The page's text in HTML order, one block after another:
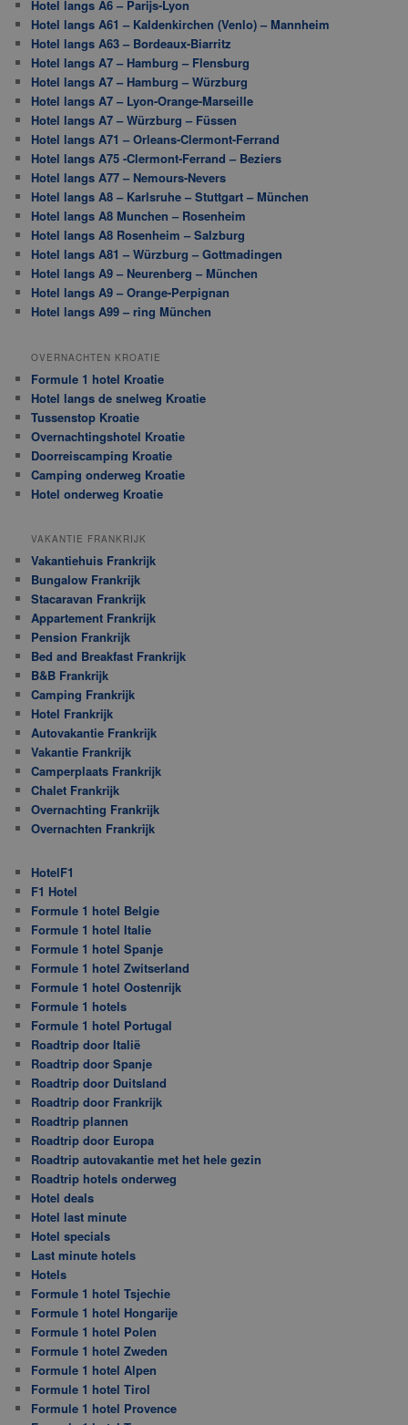
Hotel langs A6 – Parijs-Lyon
Hotel langs A61 – Kaldenkirchen (Venlo) – Mannheim
Hotel langs A63 – Bordeaux-Biarritz
Hotel langs A7 – Hamburg – Flensburg
Hotel langs A7 – Hamburg – Würzburg
Hotel langs A7 – Lyon-Orange-Marseille
Hotel langs A7 – Würzburg – Füssen
Hotel langs A71 – Orleans-Clermont-Ferrand
Hotel langs A75 -Clermont-Ferrand – Beziers
Hotel langs A77 – Nemours-Nevers
Hotel langs A8 – Karlsruhe – Stuttgart – München
Hotel langs A8 Munchen – Rosenheim
Hotel langs A8 Rosenheim – Salzburg
Hotel langs A81 – Würzburg – Gottmadingen
Hotel langs A9 – Neurenberg – München
Hotel langs A9 – Orange-Perpignan
Hotel langs A99 – ring München
OVERNACHTEN KROATIE
Formule 1 hotel Kroatie
Hotel langs de snelweg Kroatie
Tussenstop Kroatie
Overnachtingshotel Kroatie
Doorreiscamping Kroatie
Camping onderweg Kroatie
Hotel onderweg Kroatie
VAKANTIE FRANKRIJK
Vakantiehuis Frankrijk
Bungalow Frankrijk
Stacaravan Frankrijk
Appartement Frankrijk
Pension Frankrijk
Bed and Breakfast Frankrijk
B&B Frankrijk
Camping Frankrijk
Hotel Frankrijk
Autovakantie Frankrijk
Vakantie Frankrijk
Camperplaats Frankrijk
Chalet Frankrijk
Overnachting Frankrijk
Overnachten Frankrijk
HotelF1
F1 Hotel
Formule 1 hotel Belgie
Formule 1 hotel Italie
Formule 1 hotel Spanje
Formule 1 hotel Zwitserland
Formule 1 hotel Oostenrijk
Formule 1 hotels
Formule 1 hotel Portugal
Roadtrip door Italië
Roadtrip door Spanje
Roadtrip door Duitsland
Roadtrip door Frankrijk
Roadtrip plannen
Roadtrip door Europa
Roadtrip autovakantie met het hele gezin
Roadtrip hotels onderweg
Hotel deals
Hotel last minute
Hotel specials
Last minute hotels
Hotels
Formule 1 hotel Tsjechie
Formule 1 hotel Hongarije
Formule 1 hotel Polen
Formule 1 hotel Zweden
Formule 1 hotel Alpen
Formule 1 hotel Tirol
Formule 1 hotel Provence